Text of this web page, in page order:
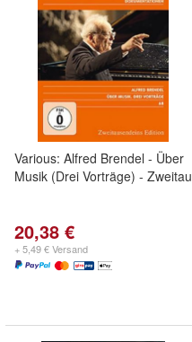
Various: Alfred Brendel - Über
Musik (Drei Vorträge) - Zweitau
20,38 €
+ 5,49 € Versand